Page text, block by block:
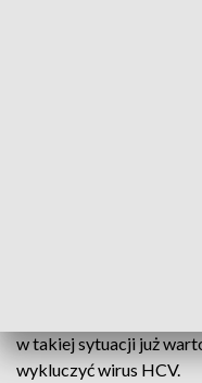
w takiej sytuacji już
wykluczyć wirus HCV.